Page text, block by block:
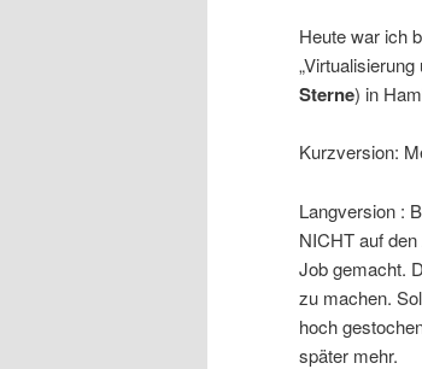
Heute war ich
Sterne) in
Kurzversion:
Langversion :
NICHT auf
Job gemacht.
zu machen.
hoch
später mehr.